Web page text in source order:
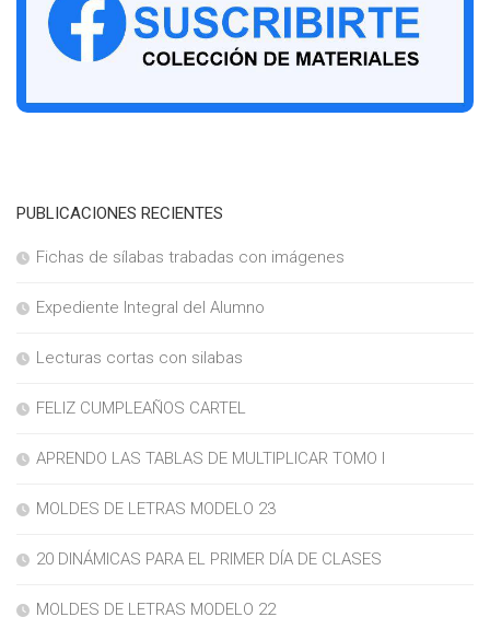
PUBLICACIONES RECIENTES
Fichas de sílabas trabadas con imágenes
Expediente Integral del Alumno
Lecturas cortas con silabas
FELIZ CUMPLEAÑOS CARTEL
APRENDO LAS TABLAS DE MULTIPLICAR TOMO I
MOLDES DE LETRAS MODELO 23
20 DINÁMICAS PARA EL PRIMER DÍA DE CLASES
MOLDES DE LETRAS MODELO 22